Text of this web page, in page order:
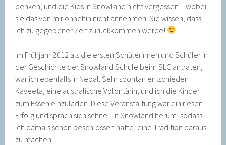
denken, und die Kids in Snowland nicht vergessen – wobei
sie das von mir ohnehin nicht annehmen. Sie wissen, dass
ich zu gegebener Zeit zurückkommen werde!
Im Frühjahr 2012 als die ersten Schülerinnen und Schüler in
der Geschichte der Snowland Schule beim SLC antraten,
war ich ebenfalls in Nepal. Sehr spontan entschieden
Kaveeta, eine australische Volontärin, und ich die Kinder
zum Essen einzuladen. Diese Veranstaltung war ein riesen
Erfolg und sprach sich schnell in Snowland herum, sodass
ich damals schon beschlossen hatte, eine Tradition daraus
zu machen.